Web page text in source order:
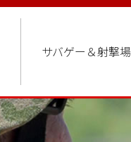
サバゲー＆射撃場